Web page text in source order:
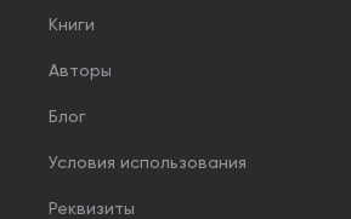
Книги
Авторы
Блог
Условия использования
Реквизиты